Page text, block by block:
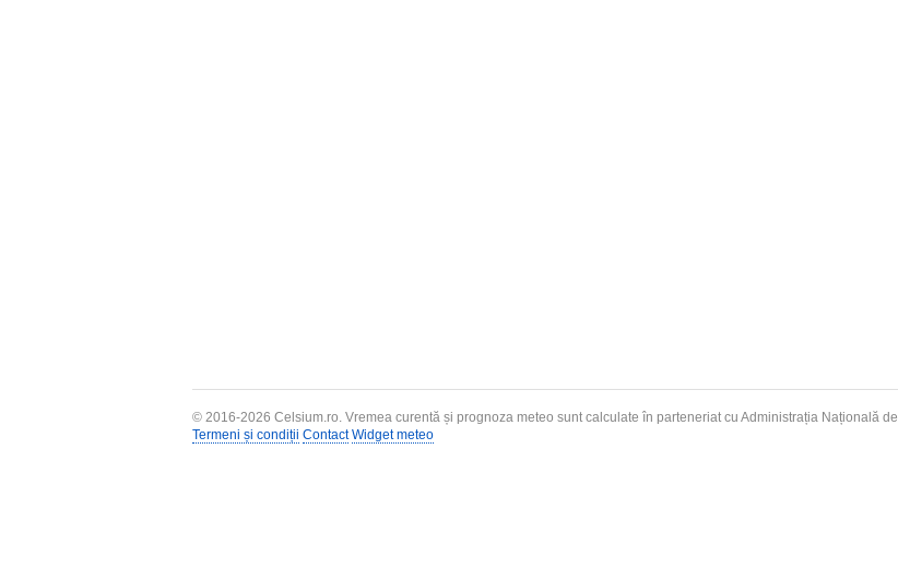
© 2016-2026 Celsium.ro. Vremea curentă și prognoza meteo sunt calculate în parteneriat cu Administrația Națională de
Termeni și condiții Contact Widget meteo